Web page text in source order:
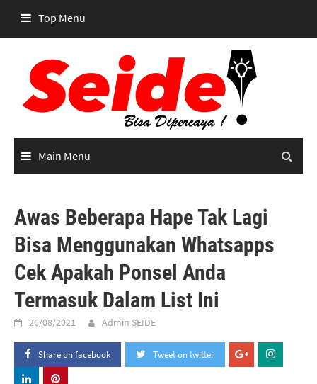
content
Top Menu
Main Menu
Awas Beberapa Hape Tak Lagi
Bisa Menggunakan Whatsapps
Cek Apakah Ponsel Anda
Termasuk Dalam List Ini
26/08/2021 Admin SEIDE
Share on facebook Tweet on twitter